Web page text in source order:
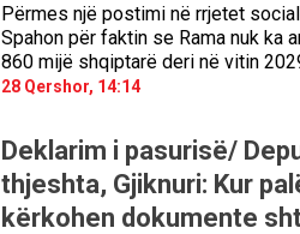
Përmes një postimi në rrjetet
Spahon për faktin se Rama nuk ka
860 mijë shqiptarë deri në vitin
28 Qershor, 14:14
Deklarim i pasurisë/
thjeshta, Gjiknuri: Kur
kërkohen dokumente